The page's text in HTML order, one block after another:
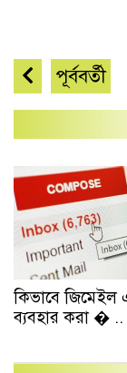
পূর্ববর্তী
কিভাবে জিমেইল
ব্যবহার করা � ..